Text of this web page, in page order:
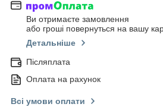
Ви отримаєте замовлення
або гроші повернуться на вашу
Детальніше
Післяплата
Оплата на рахунок
Всі умови оплати